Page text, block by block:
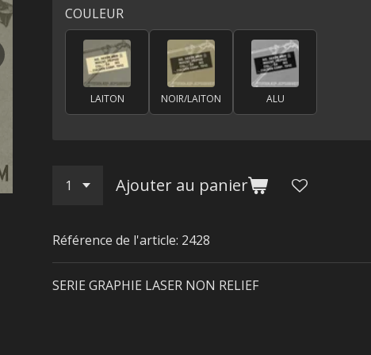
COULEUR
LAITON NOIR/LAITON ALU
Ajouter au panier
Référence de l'article: 2428
SERIE GRAPHIE LASER NON RELIEF